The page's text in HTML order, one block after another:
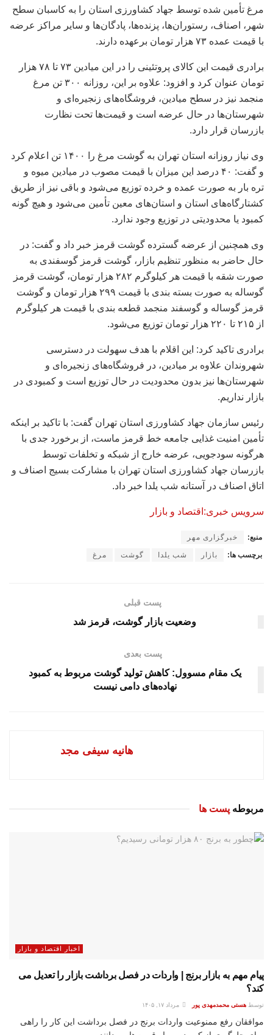
مرغ تأمین شده توسط جهاد کشاورزی استان را به کاسبان سطح
شهر، اصناف، رستوران‌ها، پزنده‌ها، پادگان‌ها و سایر مراکز عرضه
با قیمت عمده ۷۳ هزار تومان برعهده دارند.
برادری قیمت این کالای پروتئینی را در این میادین ۷۳ تا ۷۸ هزار
تومان عنوان کرد و افزود: علاوه بر این، روزانه ۳۰۰ تن مرغ
منجمد نیز در سطح میادین، فروشگاه‌های زنجیره‌ای و
شهرستان‌ها در حال عرضه است و قیمت‌ها تحت نظارت
بازرسان قرار دارد.
وی نیاز روزانه استان تهران به گوشت مرغ را ۱۴۰۰ تن اعلام کرد
و گفت: ۴۰ درصد این میزان با قیمت مصوب در میادین میوه و
تره بار به صورت عمده و خرده توزیع می‌شود و باقی نیز از طریق
کشتارگاه‌های استان و استان‌های معین تأمین می‌شود و هیچ گونه
کمبود یا محدودیتی در توزیع وجود ندارد.
وی همچنین از عرضه گسترده گوشت قرمز خبر داد و گفت: در
حال حاضر به منظور تنظیم بازار، گوشت قرمز گوسفندی به
صورت شقه با قیمت هر کیلوگرم ۲۸۲ هزار تومان، گوشت قرمز
گوساله به صورت بسته بندی با قیمت ۲۹۹ هزار تومان و گوشت
قرمز گوساله و گوسفند منجمد قطعه بندی با قیمت هر کیلوگرم
از ۲۱۵ تا ۲۲۰ هزار تومان توزیع می‌شود.
برادری تاکید کرد: این اقلام با هدف سهولت در دسترسی
شهروندان علاوه بر میادین، در فروشگاه‌های زنجیره‌ای و
شهرستان‌ها نیز بدون محدودیت در حال توزیع است و کمبودی در
بازار نداریم.
رئیس سازمان جهاد کشاورزی استان تهران گفت: با تاکید بر اینکه
تأمین امنیت غذایی جامعه خط قرمز ماست، از برخورد جدی با
هرگونه سودجویی، عرضه خارج از شبکه و تخلفات توسط
بازرسان جهاد کشاورزی استان تهران با مشارکت بسیج اصناف و
اتاق اصناف در آستانه شب یلدا خبر داد.
سرویس خبری:اقتصاد و بازار
منبع: خبرگزاری مهر
برچسب ها: بازار شب یلدا گوشت مرغ
پست قبلی
وضعیت بازار گوشت، قرمز شد
پست بعدی
یک مقام مسوول: کاهش تولید گوشت مربوط به کمبود
نهاده‌های دامی نیست
هانیه سیفی مجد
مربوطه پست ها
اخبار اقتصاد و بازار
پیام مهم به بازار برنج | واردات در فصل برداشت بازار را تعدیل می
کند؟
توسط هستی محمدمهدی پور مرداد ۱۷, ۱۴۰۵
موافقان رفع ممنوعیت واردات برنج در فصل برداشت این کار را راهی